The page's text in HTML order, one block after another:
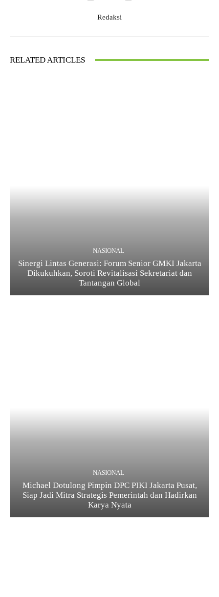
Redaksi
RELATED ARTICLES
NASIONAL
Sinergi Lintas Generasi: Forum Senior GMKI Jakarta
Dikukuhkan, Soroti Revitalisasi Sekretariat dan
Tantangan Global
NASIONAL
Michael Dotulong Pimpin DPC PIKI Jakarta Pusat,
Siap Jadi Mitra Strategis Pemerintah dan Hadirkan
Karya Nyata